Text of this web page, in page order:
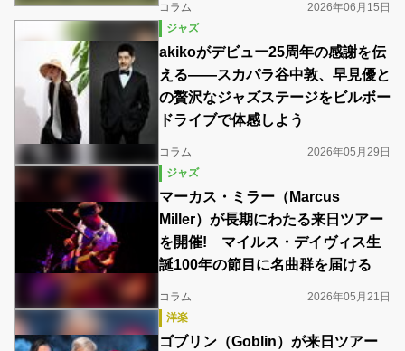
コラム
2026年06月15日
ジャズ
akikoがデビュー25周年の感謝を伝
える――スカパラ谷中敦、早見優と
の贅沢なジャズステージをビルボー
ドライブで体感しよう
コラム
2026年05月29日
ジャズ
マーカス・ミラー（Marcus
Miller）が長期にわたる来日ツアー
を開催! マイルス・デイヴィス生
誕100年の節目に名曲群を届ける
コラム
2026年05月21日
洋楽
ゴブリン（Goblin）が来日ツアー